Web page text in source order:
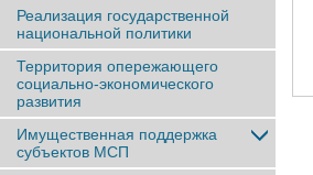
Реализация государственной
национальной политики
Территория опережающего
социально-экономического
развития
Имущественная поддержка
субъектов МСП